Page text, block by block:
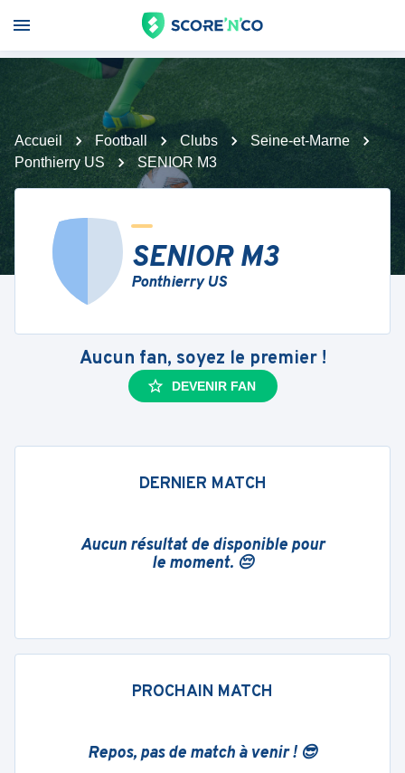
Accueil Football Clubs
Seine-et-Marne
Ponthierry US
SENIOR M3
SENIOR M3
Ponthierry US
Aucun fan, soyez le premier !
DEVENIR FAN
DERNIER MATCH
Aucun résultat de disponible pour
le moment. 😔
PROCHAIN MATCH
Repos, pas de match à venir ! 😎